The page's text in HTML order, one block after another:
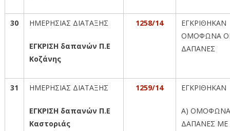
30 ΗΜΕΡΗΣΙΑΣ ΔΙΑΤΑΞΗΣ
ΕΓΚΡΙΣΗ δαπανών Π.Ε
Κοζάνης
1258/14
ΕΓΚΡΙΘΗΚΑΝ
ΟΜΟΦΩΝΑ
ΔΑΠΑΝΕΣ
31 ΗΜΕΡΗΣΙΑΣ ΔΙΑΤΑΞΗΣ
ΕΓΚΡΙΣΗ δαπανών Π.Ε
Καστοριάς
1259/14 ΕΓΚΡΙΘΗΚΑΝ
Α) ΟΜΟΦΩΝΑ
ΔΑΠΑΝΕΣ ΜΕ